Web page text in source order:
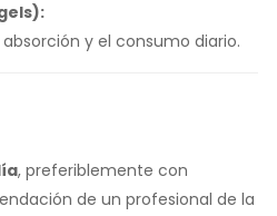
y el consumo diario.
, preferiblemente con
de un profesional de la